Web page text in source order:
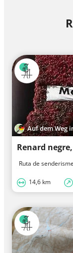
Auf dem Weg
Renard
Ruta de senderisme
14,6 km